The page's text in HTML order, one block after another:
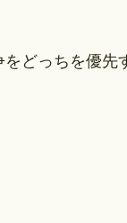
どっちを優先